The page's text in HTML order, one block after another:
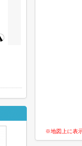
※地図上に表